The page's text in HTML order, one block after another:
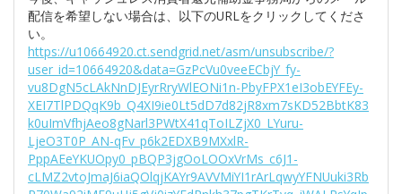
配信を希望しない場合は、以下のURLをクリックしてくださ
い。
https://u10664920.ct.sendgrid.net/asm/unsubscribe/?
user_id=10664920&data=GzPcVu0veeECbjY_fy-
vu8DgN5cLAkNnDJEyrRryWlEONi1n-PbyFPX1eI3obEYFEy-
XEI7TlPDQqK9b_Q4XI9ie0Lt5dD7d82jR8xm7sKD52BbtK83
k0uImVfhjAeo8gNarl3PWtX41qToILZjX0_LYuru-
LjeO3T0P_AN-qFv_p6k2EDXB9MXxlR-
PppAEeYKUOpy0_pBQP3jgOoLOOxVrMs_c6J1-
cLMZ2vtoJmaJ6iaQOlqjKAYr9AVVMiYI1rArLqwyYFNUuki3Rb